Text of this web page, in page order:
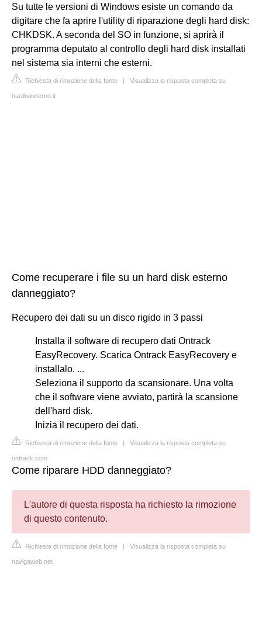
Su tutte le versioni di Windows esiste un comando da
digitare che fa aprire l'utility di riparazione degli hard disk:
CHKDSK. A seconda del SO in funzione, si aprirà il
programma deputato al controllo degli hard disk installati
nel sistema sia interni che esterni.
Richiesta di rimozione della fonte | Visualizza la risposta completa su
hardisketerno.it
Come recuperare i file su un hard disk esterno
danneggiato?
Recupero dei dati su un disco rigido in 3 passi
Installa il software di recupero dati Ontrack
EasyRecovery. Scarica Ontrack EasyRecovery e
installalo. ...
Seleziona il supporto da scansionare. Una volta
che il software viene avviato, partirà la scansione
dell'hard disk.
Inizia il recupero dei dati.
Richiesta di rimozione della fonte | Visualizza la risposta completa su
ontrack.com
Come riparare HDD danneggiato?
L'autore di questa risposta ha richiesto la rimozione
di questo contenuto.
Richiesta di rimozione della fonte | Visualizza la risposta completa su
navigaweb.net